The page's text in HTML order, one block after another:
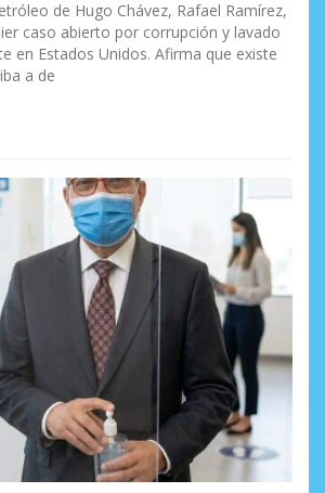
de Hugo Chávez, Rafael Ramírez,
caso abierto por corrupción y lavado
en Estados Unidos. Afirma que existe
a de